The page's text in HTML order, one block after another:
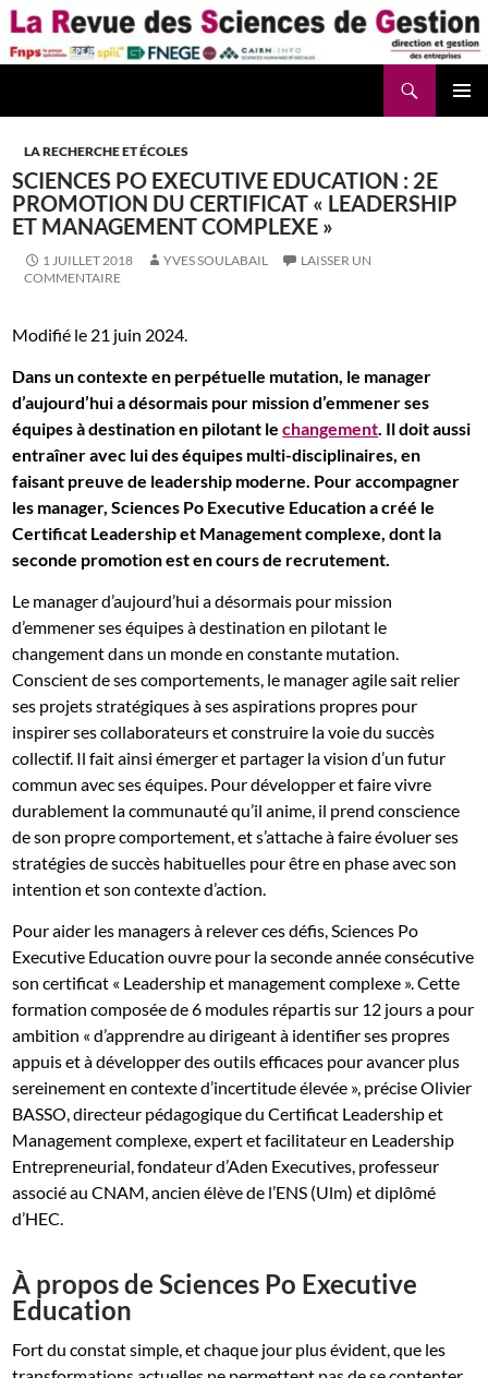
Aller
au
contenu
LA RECHERCHE ET ÉCOLES
SCIENCES PO EXECUTIVE EDUCATION : 2E
PROMOTION DU CERTIFICAT « LEADERSHIP
ET MANAGEMENT COMPLEXE »
1 JUILLET 2018 YVES SOULABAIL
LAISSER UN
COMMENTAIRE
Modifié le 21 juin 2024.
Dans un contexte en perpétuelle mutation, le manager
d’aujourd’hui a désormais pour mission d’emmener ses
équipes à destination en pilotant lechangement. Il doit aussi
entraîner avec lui des équipes multi-disciplinaires, en
faisant preuve de leadership moderne. Pour accompagner
les manager, Sciences Po Executive Education a créé le
Certificat Leadership et Management complexe, dont la
seconde promotion est en cours de recrutement.
Le manager d’aujourd’hui a désormais pour mission
d’emmener ses équipes à destination en pilotant le
changement dans un monde en constante mutation.
Conscient de ses comportements, le manager agile sait relier
ses projets stratégiques à ses aspirations propres pour
inspirer ses collaborateurs et construire la voie du succès
collectif. Il fait ainsi émerger et partager la vision d’un futur
commun avec ses équipes. Pour développer et faire vivre
durablement la communauté qu’il anime, il prend conscience
de son propre comportement, et s’attache à faire évoluer ses
stratégies de succès habituelles pour être en phase avec son
intention et son contexte d’action.
Pour aider les managers à relever ces défis, Sciences Po
Executive Education ouvre pour la seconde année consécutive
son certificat « Leadership et management complexe ». Cette
formation composée de 6 modules répartis sur 12 jours a pour
ambition « d’apprendre au dirigeant à identifier ses propres
appuis et à développer des outils efficaces pour avancer plus
sereinement en contexte d’incertitude élevée », précise Olivier
BASSO, directeur pédagogique du Certificat Leadership et
Management complexe, expert et facilitateur en Leadership
Entrepreneurial, fondateur d’Aden Executives, professeur
associé au CNAM, ancien élève de l’ENS (Ulm) et diplômé
d’HEC.
À propos de Sciences Po Executive
Education
Fort du constat simple, et chaque jour plus évident, que les